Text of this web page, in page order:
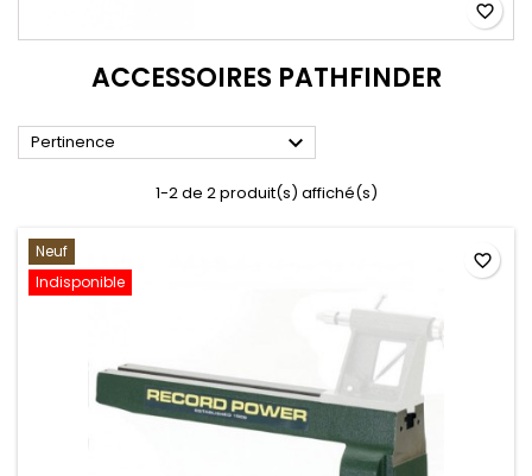
favorite_border
ACCESSOIRES PATHFINDER
Pertinence 
1-2 de 2 produit(s) affiché(s)
Neuf
Indisponible
favorite_border